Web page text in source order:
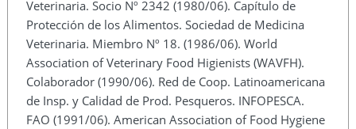
Veterinaria. Socio Nº 2342 (1980/06). Capítulo de
Protección de los Alimentos. Sociedad de Medicina
Veterinaria. Miembro Nº 18. (1986/06). World
Association of Veterinary Food Higienists (WAVFH).
Colaborador (1990/06). Red de Coop. Latinoamericana
de Insp. y Calidad de Prod. Pesqueros. INFOPESCA.
FAO (1991/06). American Association of Food Hygiene